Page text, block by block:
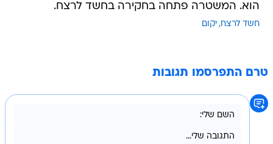
הוא. המשטרה פתחה בחקירה בחשד לרצח.
חשד לרצח יקום
טרם התפרסמו תגובות